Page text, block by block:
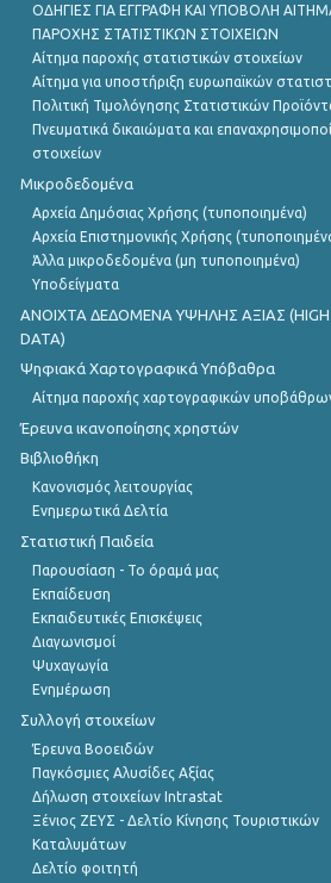
ΟΔΗΓΙΕΣ ΓΙΑ ΕΓΓΡΑΦΗ ΚΑΙ ΥΠΟΒΟΛΗ
ΠΑΡΟΧΗΣ ΣΤΑΤΙΣΤΙΚΩΝ ΣΤΟΙΧΕΙΩΝ
Αίτημα παροχής στατιστικών στοιχείων
Αίτημα για υποστήριξη ευρωπαϊκών
Πολιτική Τιμολόγησης Στατιστικών
Πνευματικά δικαιώματα και
στοιχείων
Μικροδεδομένα
Αρχεία Δημόσιας Χρήσης (τυποποιημένα)
Αρχεία Επιστημονικής Χρήσης
Άλλα μικροδεδομένα (μη τυποποιημένα)
Υποδείγματα
ANOIXTA ΔΕΔΟΜΕΝΑ ΥΨΗΛΗΣ ΑΞΙΑΣ (HIGH
DATA)
Ψηφιακά Χαρτογραφικά Υπόβαθρα
Αίτημα παροχής χαρτογραφικών
Έρευνα ικανοποίησης χρηστών
Βιβλιοθήκη
Κανονισμός λειτουργίας
Ενημερωτικά Δελτία
Στατιστική Παιδεία
Παρουσίαση - Το όραμά μας
Εκπαίδευση
Εκπαιδευτικές Επισκέψεις
Διαγωνισμοί
Ψυχαγωγία
Ενημέρωση
Συλλογή στοιχείων
Έρευνα Βοοειδών
Παγκόσμιες Αλυσίδες Αξίας
Δήλωση στοιχείων Intrastat
Ξένιος ΖΕΥΣ - Δελτίο Κίνησης Τουριστικών
Καταλυμάτων
Δελτίο φοιτητή